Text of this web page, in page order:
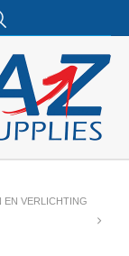
EN VERLICHTING